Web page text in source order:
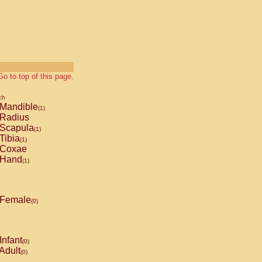
to top of this page.
Mandible(1)
Radius
Scapula(1)
Tibia(1)
Coxae
Hand(1)
Female(0)
Infant(0)
(0)